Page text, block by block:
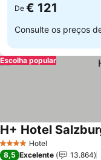
De € 121
Consulte os preços
Escolha popular
4 EstrelasHotel
H+ Hotel
8,5 Excelente 13.864